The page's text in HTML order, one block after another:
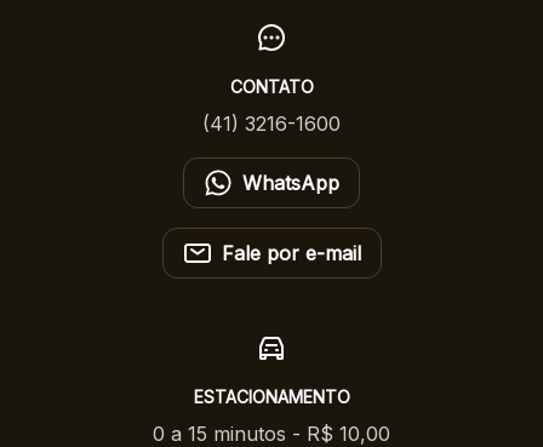
CONTATO
(41) 3216-1600
WhatsApp
Fale por e-mail
ESTACIONAMENTO
0 a 15 minutos - R$ 10,00